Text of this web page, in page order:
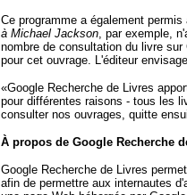
Ce programme a également
à Michael Jackson , par exemple,
nombre de consultation du livre
pour cet ouvrage. L'éditeur
«Google Recherche de Livres
pour différentes raisons - tous les
consulter nos ouvrages, quitte
À propos de Google Recherche
Google Recherche de Livres
afin de permettre aux internautes